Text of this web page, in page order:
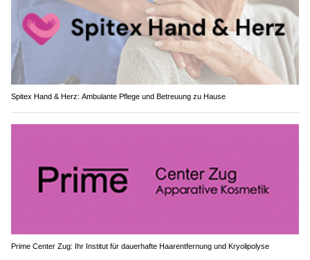
Spitex Hand & Herz: Ambulante Pflege und Betreuung zu Hause
Prime Center Zug: Ihr Institut für dauerhafte Haarentfernung und Kryolipolyse